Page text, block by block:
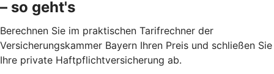
– so geht's
Berechnen Sie im praktischen Tarifrechner der
Versicherungskammer Bayern Ihren Preis und schließen Sie
Ihre private Haftpflichtversicherung ab.